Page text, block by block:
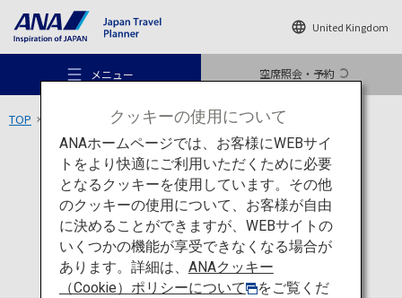
United Kingdom
メニュー 空席照会・予約
おすすめの旅
旅のアイデア
TOP 菊池渓谷
アクティビティ 熊本
菊池渓谷
クッキーの使用について
ANAホームページでは、お客様にWEBサイ
トをより快適にご利用いただくために必要
となるクッキーを使用しています。その他
のクッキーの使用について、お客様が自由
に決めることができますが、WEBサイトの
いくつかの機能が享受できなくなる場合が
あります。詳細は、 ANAクッキー
（Cookie）ポリシーについて
をご覧くだ